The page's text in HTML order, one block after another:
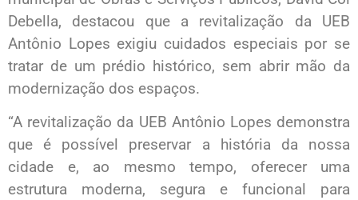
Debella, destacou que a revitalização da UEB
Antônio Lopes exigiu cuidados especiais por se
tratar de um prédio histórico, sem abrir mão da
modernização dos espaços.
“A revitalização da UEB Antônio Lopes demonstra
que é possível preservar a história da nossa
cidade e, ao mesmo tempo, oferecer uma
estrutura moderna, segura e funcional para